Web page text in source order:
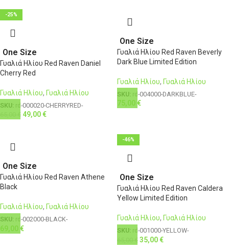
-25%
One Size
Γυαλιά Ηλίου Red Raven Daniel
Cherry Red
Γυαλιά Ηλίου, Γυαλιά Ηλίου
SKU: rd-000020-CHERRYRED-
€ 49,00€
One Size
Γυαλιά Ηλίου Red Raven Beverly
Dark Blue Limited Edition
Γυαλιά Ηλίου, Γυαλιά Ηλίου
SKU: rd-004000-DARKBLUE-
75,00 €
One Size
Γυαλιά Ηλίου Red Raven Athene
Black
Γυαλιά Ηλίου, Γυαλιά Ηλίου
SKU: rd-002000-BLACK-
69,00 €
-46%
One Size
Γυαλιά Ηλίου Red Raven Caldera
Yellow Limited Edition
Γυαλιά Ηλίου, Γυαλιά Ηλίου
SKU: rd-001000-YELLOW-
€ 35,00€